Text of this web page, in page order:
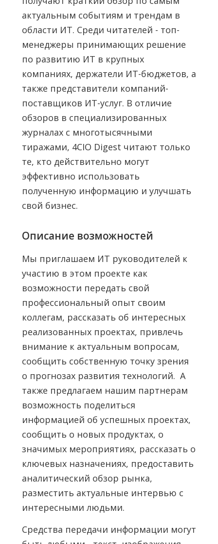
актуальным событиям и трендам в
области ИТ. Среди читателей - топ-
менеджеры принимающих решение
по развитию ИТ в крупных
компаниях, держатели ИТ-бюджетов, а
также представители компаний-
поставщиков ИТ-услуг. В отличие
обзоров в специализированных
журналах с многотысячными
тиражами, 4CIO Digest читают только
те, кто действительно могут
эффективно использовать
полученную информацию и улучшать
свой бизнес.
Описание возможностей
Мы приглашаем ИТ руководителей к
участию в этом проекте как
возможности передать свой
профессиональный опыт своим
коллегам, рассказать об интересных
реализованных проектах, привлечь
внимание к актуальным вопросам,
сообщить собственную точку зрения
о прогнозах развития технологий. А
также предлагаем нашим партнерам
возможность поделиться
информацией об успешных проектах,
сообщить о новых продуктах, о
значимых мероприятиях, рассказать о
ключевых назначениях, предоставить
аналитический обзор рынка,
разместить актуальные интервью с
интересными людьми.
Средства передачи информации могут